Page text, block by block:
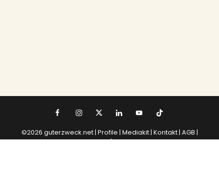
©2026 guterzweck.net | Profile | Mediakit| Kontakt| AGB |
Datenschutz|Impressum